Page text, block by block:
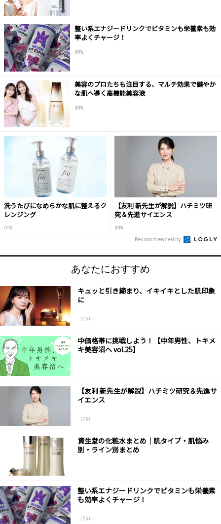
整い系エナジードリンクでビタミンも栄養素も効
率よくチャージ！
(PR)
美容のプロたちも注目する、マルチ効果で健やか
な肌へ導く高機能美容液
(PR)
洗うたびになめらかな肌に整えるク
レンジング
(PR)
【友利 新先生が解説】ハチミツ研
究＆先進サイエンス
(PR)
Recommended by
あなたにおすすめ
キュッと引き締まり、イキイキとした肌印象
に
（PR）
中価格帯に挑戦しよう！【中年男性、トキメ
キ美容沼へ vol.25】
【友利 新先生が解説】ハチミツ研究＆先進サ
イエンス
（PR）
資生堂の化粧水まとめ｜肌タイプ・肌悩み
別・ライン別まとめ
整い系エナジードリンクでビタミンも栄養素
も効率よくチャージ！
（PR）